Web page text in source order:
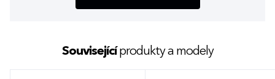
Souvisejícíprodukty a modely